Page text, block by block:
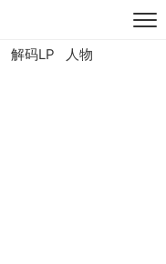
解码LP 人物